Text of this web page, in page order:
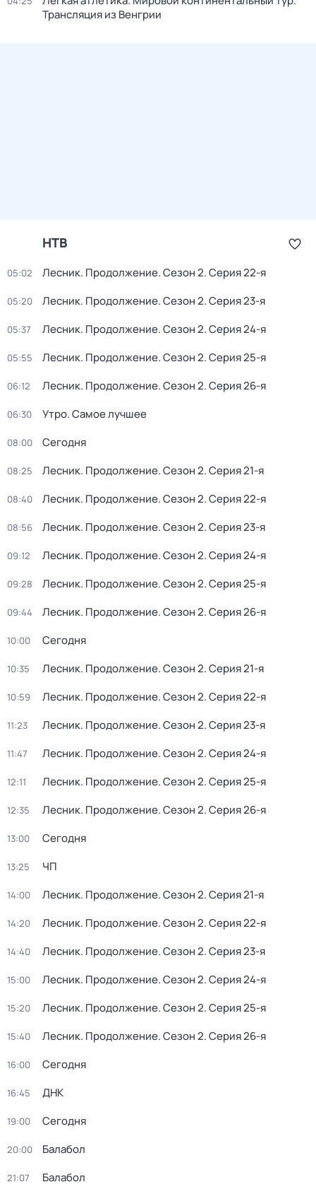
Трансляция из Венгрии
НТВ
05:02 Лесник. Продолжение. Сезон 2. Серия 22-я
05:20 Лесник. Продолжение. Сезон 2. Серия 23-я
05:37 Лесник. Продолжение. Сезон 2. Серия 24-я
05:55 Лесник. Продолжение. Сезон 2. Серия 25-я
06:12 Лесник. Продолжение. Сезон 2. Серия 26-я
06:30 Утро. Самое лучшее
08:00 Сегодня
08:25 Лесник. Продолжение. Сезон 2. Серия 21-я
08:40 Лесник. Продолжение. Сезон 2. Серия 22-я
08:56 Лесник. Продолжение. Сезон 2. Серия 23-я
09:12 Лесник. Продолжение. Сезон 2. Серия 24-я
09:28 Лесник. Продолжение. Сезон 2. Серия 25-я
09:44 Лесник. Продолжение. Сезон 2. Серия 26-я
10:00 Сегодня
10:35 Лесник. Продолжение. Сезон 2. Серия 21-я
10:59 Лесник. Продолжение. Сезон 2. Серия 22-я
11:23 Лесник. Продолжение. Сезон 2. Серия 23-я
11:47 Лесник. Продолжение. Сезон 2. Серия 24-я
12:11 Лесник. Продолжение. Сезон 2. Серия 25-я
12:35 Лесник. Продолжение. Сезон 2. Серия 26-я
13:00 Сегодня
13:25 ЧП
14:00 Лесник. Продолжение. Сезон 2. Серия 21-я
14:20 Лесник. Продолжение. Сезон 2. Серия 22-я
14:40 Лесник. Продолжение. Сезон 2. Серия 23-я
15:00 Лесник. Продолжение. Сезон 2. Серия 24-я
15:20 Лесник. Продолжение. Сезон 2. Серия 25-я
15:40 Лесник. Продолжение. Сезон 2. Серия 26-я
16:00 Сегодня
16:45 ДНК
19:00 Сегодня
20:00 Балабол
21:07 Балабол